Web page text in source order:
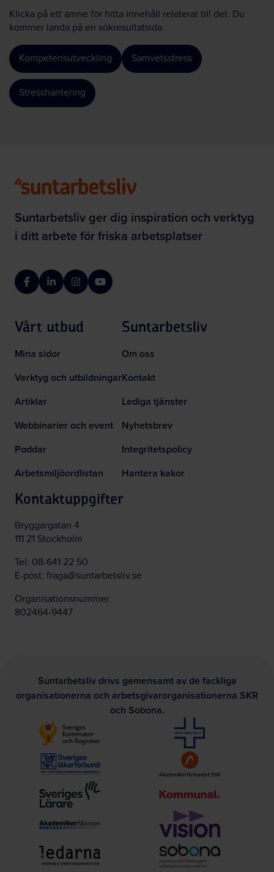
Klicka på ett ämne för hitta innehåll relaterat till det. Du
kommer landa på en sökresultatsida.
Kompetensutveckling Samvetsstress
Stresshantering
Suntarbetsliv ger dig inspiration och verktyg
i ditt arbete för friska arbetsplatser
FacebookLinkedInInstagramYouTube
Vårt utbud
Mina sidor
Verktyg och utbildningar
Artiklar
Webbinarier och event
Poddar
Arbetsmiljöordlistan
Suntarbetsliv
Om oss
Kontakt
Lediga tjänster
Nyhetsbrev
Integritetspolicy
Hantera kakor
Kontaktuppgifter
Bryggargatan 4
111 21 Stockholm
Tel: 08-641 22 50
E-post: fraga@suntarbetsliv.se
Organisationsnummer:
802464-9447
Suntarbetsliv drivs gemensamt av de fackliga
organisationerna och arbetsgivarorganisationerna SKR
och Sobona.